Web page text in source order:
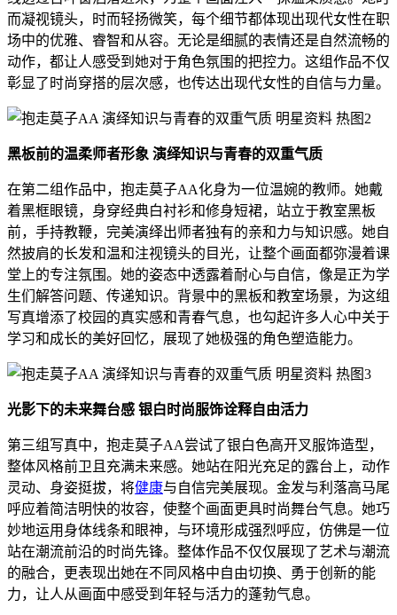
而凝视镜头，时而轻扬微笑，每个细节都体现出现代女性在职
场中的优雅、睿智和从容。无论是细腻的表情还是自然流畅的
动作，都让人感受到她对于角色氛围的把控力。这组作品不仅
彰显了时尚穿搭的层次感，也传达出现代女性的自信与力量。
黑板前的温柔师者形象 演绎知识与青春的双重气质
在第二组作品中，抱走莫子AA化身为一位温婉的教师。她戴
着黑框眼镜，身穿经典白衬衫和修身短裙，站立于教室黑板
前，手持教鞭，完美演绎出师者独有的亲和力与知识感。她自
然披肩的长发和温和注视镜头的目光，让整个画面都弥漫着课
堂上的专注氛围。她的姿态中透露着耐心与自信，像是正为学
生们解答问题、传递知识。背景中的黑板和教室场景，为这组
写真增添了校园的真实感和青春气息，也勾起许多人心中关于
学习和成长的美好回忆，展现了她极强的角色塑造能力。
光影下的未来舞台感 银白时尚服饰诠释自由活力
第三组写真中，抱走莫子AA尝试了银白色高开叉服饰造型，
整体风格前卫且充满未来感。她站在阳光充足的露台上，动作
灵动、身姿挺拔，将健康与自信完美展现。金发与利落高马尾
呼应着简洁明快的妆容，使整个画面更具时尚舞台气息。她巧
妙地运用身体线条和眼神，与环境形成强烈呼应，仿佛是一位
站在潮流前沿的时尚先锋。整体作品不仅仅展现了艺术与潮流
的融合，更表现出她在不同风格中自由切换、勇于创新的能
力，让人从画面中感受到年轻与活力的蓬勃气息。